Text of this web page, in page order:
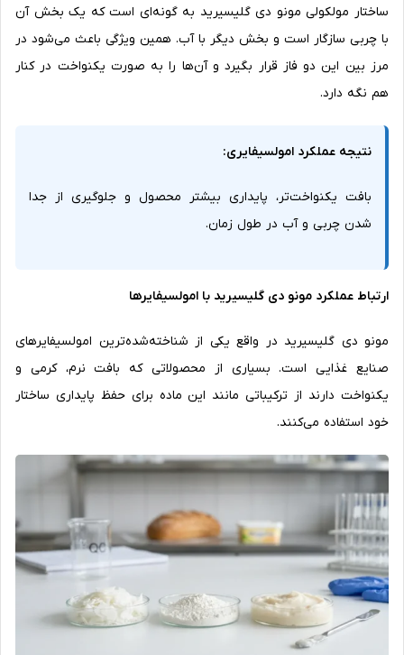
ساختار مولکولی مونو دی گلیسیرید به گونه‌ای است که یک بخش آن
با چربی سازگار است و بخش دیگر با آب. همین ویژگی باعث می‌شود در
مرز بین این دو فاز قرار بگیرد و آن‌ها را به صورت یکنواخت در کنار
هم نگه دارد.
نتیجه عملکرد امولسیفایری:
بافت یکنواخت‌تر، پایداری بیشتر محصول و جلوگیری از جدا
شدن چربی و آب در طول زمان.
ارتباط عملکرد مونو دی گلیسیرید با امولسیفایرها
مونو دی گلیسیرید در واقع یکی از شناخته‌شده‌ترین امولسیفایرهای
صنایع غذایی است. بسیاری از محصولاتی که بافت نرم، کرمی و
یکنواخت دارند از ترکیباتی مانند این ماده برای حفظ پایداری ساختار
خود استفاده می‌کنند.